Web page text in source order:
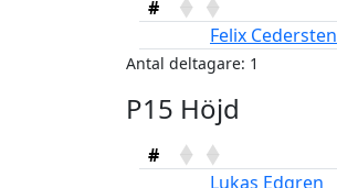
#
Felix Cedersten
Antal deltagare: 1
P15 Höjd
#
Lukas Edgren